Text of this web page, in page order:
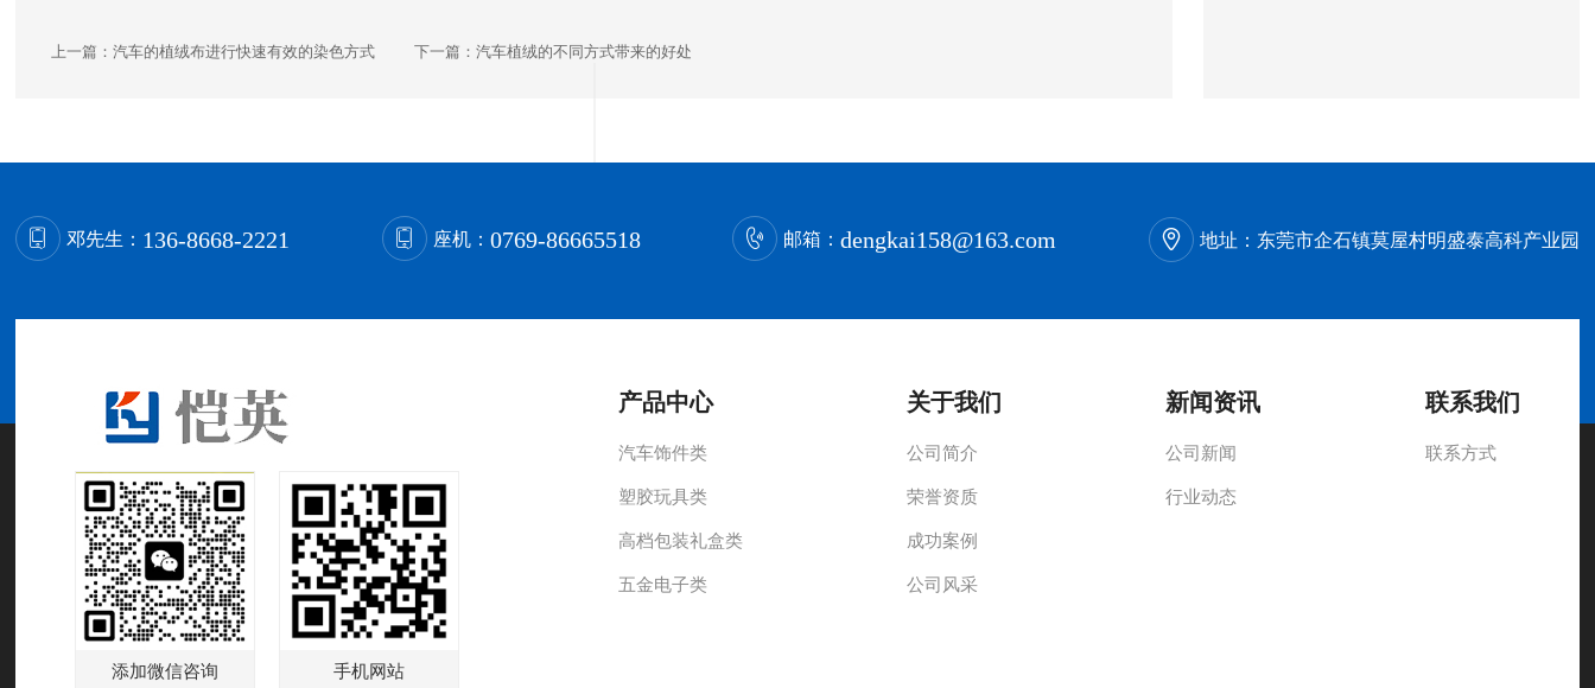
上一篇：汽车的植绒布进行快速有效的染色方式 下一篇：汽车植绒的不同方式带来的好处
邓先生： 136-8668-2221 座机： 0769-86665518 邮箱：dengkai158@163.com 地址： 东莞市企石镇莫屋村明盛泰高科产业园
添加微信咨询 手机网站
产品中心
汽车饰件类
塑胶玩具类
高档包装礼盒类
五金电子类
关于我们
公司简介
荣誉资质
成功案例
公司风采
新闻资讯
公司新闻
行业动态
联系我们
联系方式